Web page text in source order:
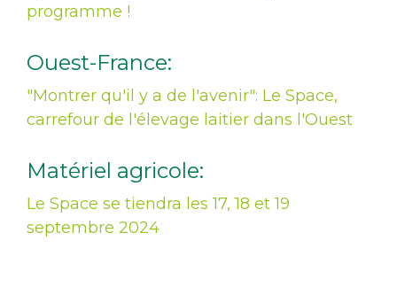
programme !
Ouest-France:
"Montrer qu'il y a de l'avenir": Le Space,
carrefour de l'élevage laitier dans l'Ouest
Matériel agricole:
Le Space se tiendra les 17, 18 et 19
septembre 2024